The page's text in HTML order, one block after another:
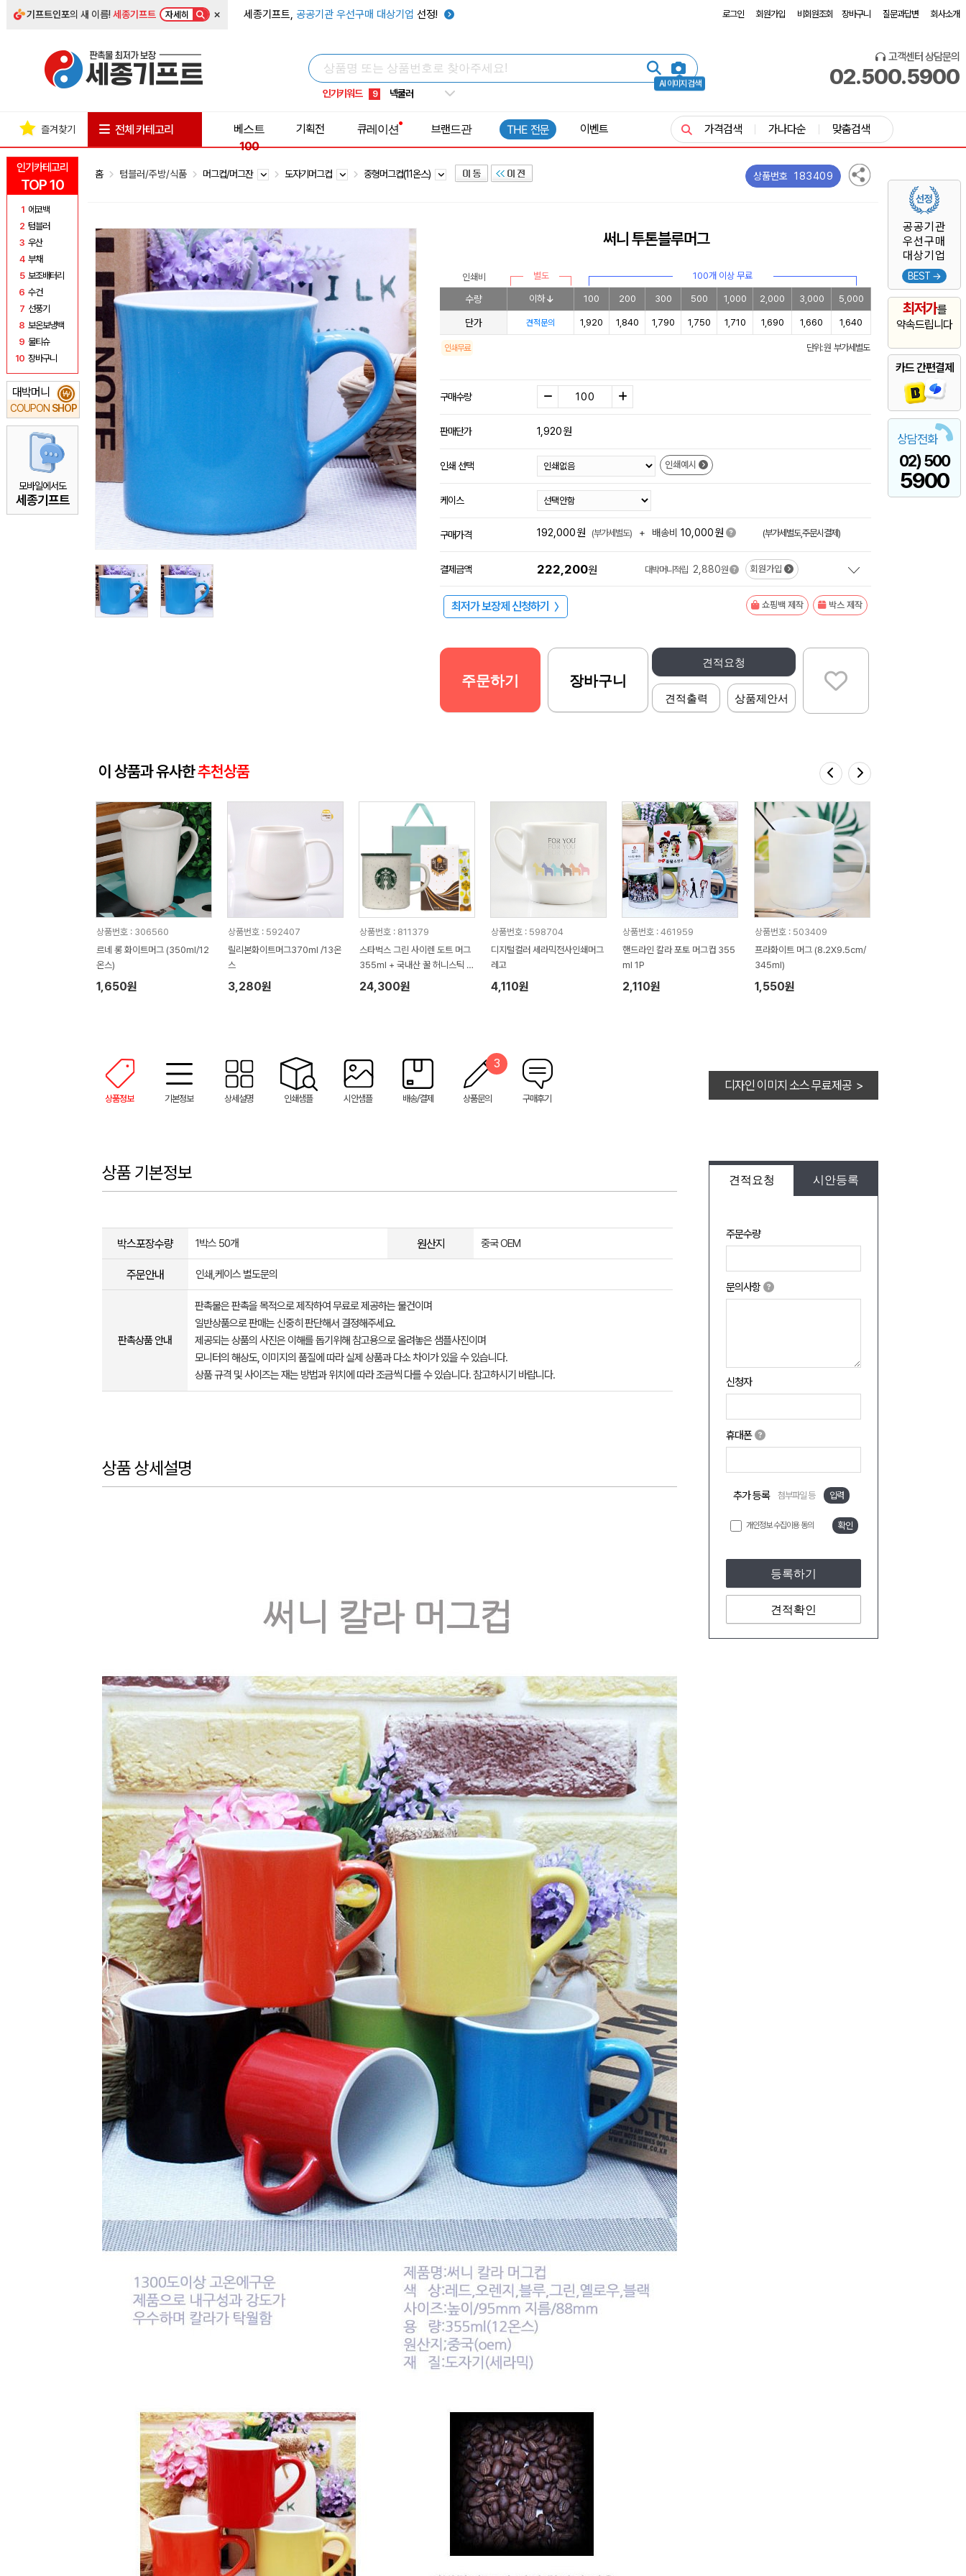
기프트인포의 새 이름!세종기프트 자세히 × 세종기프트, 공공기관 우선구매 대상기업 선정! 로그인 회원가입 비회원조회 장바구니 질문과답변 회사소개
AI 이미지 검색
인기키워드
5 키캡
8 쿨토시
9 넥쿨러
1 선풍기
고객센터 상담문의
02.500.5900
인기카테고리
TOP 10
1 에코백
2 텀블러
3 우산
4 부채
5 보조배터리
6 수건
7 선풍기
8 보온보냉백
9 물티슈
10 장바구니
대박머니
COUPON SHOP
₩
모바일에서도
세종기프트
공공기관
우선구매
대상기업
BEST →
최저가를
약속드립니다
카드 간편결제
상담전화
02) 500
5900
즐겨찾기 전체 카테고리
베스트
100
기획전 큐레이션 브랜드관 THE 전문 이벤트 가격검색 가나다순 맞춤검색
홈 텀블러/주방/식품 머그컵/머그잔 도자기머그컵 중형머그컵(11온스) 상품번호 183409
써니 투톤블루머그
인쇄비 별도 100개 이상 무료
수량 이하 100 200 300 500 1,000 2,000 3,000 5,000
단가 견적문의 1,920 1,840 1,790 1,750 1,710 1,690 1,660 1,640
인쇄무료 단위: 원 부가세별도
구매수량
판매단가 1,920원
인쇄 선택 인쇄예시
케이스
구매가격 192,000원 (부가세별도) + 배송비 10,000원 (부가세별도,주문시결제)
결제금액 222,200원 대박머니적립 2,880원 회원가입
최저가 보장제 신청하기 〉 쇼핑백 제작 박스 제작
견적요청
견적출력 상품제안서
주문하기 장바구니
이 상품과 유사한추천상품
상품번호 : 306560
르네 롱 화이트머그 (350ml/12
온스)
1,650원
상품번호 : 592407
릴리본화이트머그370ml /13온
스
3,280원
상품번호 : 811379
스타벅스 그린 사이렌 도트 머그
355ml + 국내산 꿀 허니스틱 1
0개입(12g)
24,300원
상품번호 : 598704
디지털컬러 세라믹전사인쇄머그
레고
4,110원
상품번호 : 461959
핸드라인 칼라 포토 머그컵 355
ml 1P
2,110원
상품번호 : 503409
프라화이트 머그 (8.2X9.5cm/
345ml)
1,550원
상품정보 기본정보 상세설명 인쇄샘플 시안샘플 배송/결제 상품문의
3
구매후기
디자인 이미지 소스 무료제공 >
견적요청 시안등록
주문수량
문의사항
신청자
휴대폰
추가 등록 첨부파일 등 입력
개인정보 수집이용 동의 확인
등록하기
견적확인
상품 기본정보
박스포장수량 1박스 50개 원산지 중국 OEM
주문안내 인쇄,케이스 별도문의
판촉상품 안내
판촉물은 판촉을 목적으로 제작하여 무료로 제공하는 물건이며
일반상품으로 판매는 신중히 판단해서 결정해주세요.
제공되는 상품의 사진은 이해를 돕기위해 참고용으로 올려놓은 샘플사진이며
모니터의 해상도, 이미지의 품질에 따라 실제 상품과 다소 차이가 있을 수 있습니다.
상품 규격 및 사이즈는 재는 방법과 위치에 따라 조금씩 다를 수 있습니다. 참고하시기 바랍니다.
상품 상세설명